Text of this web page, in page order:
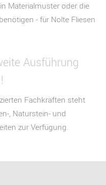
Materialmuster oder die
- für Nolte Fliesen
Ausführung
Fachkräften steht
, Naturstein- und
zur Verfügung.